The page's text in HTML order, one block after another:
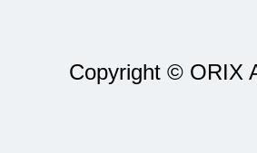
Copyright © ORIX